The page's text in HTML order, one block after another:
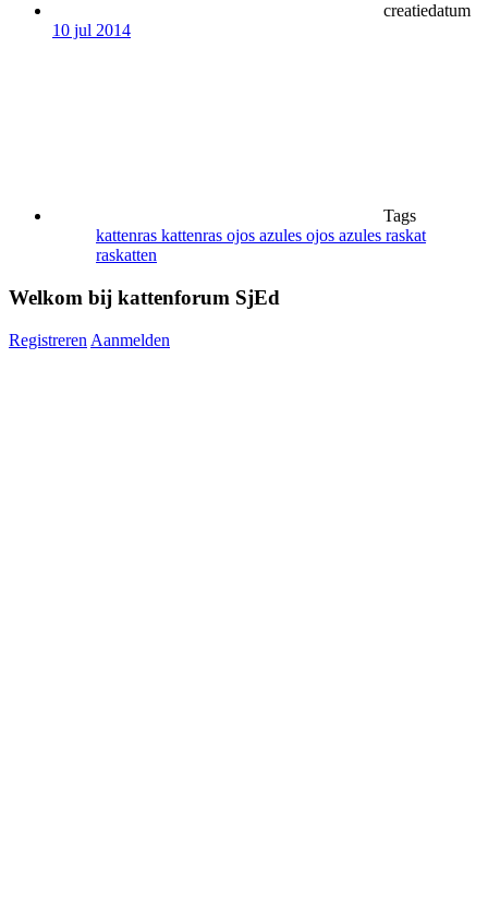
creatiedatum
10 jul 2014
Tags
kattenras kattenras ojos azules ojos azules raskat
raskatten
Welkom bij kattenforum SjEd
Registreren Aanmelden